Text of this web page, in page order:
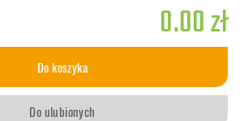
0.00 zł
Do koszyka
Do ulubionych